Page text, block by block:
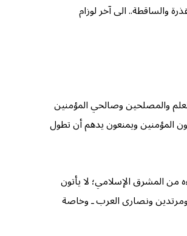
والساقطة.. الى آخر لوزام
والمصلحين وصالحي المؤمنين
المؤمنين ويمنعون يدهم أن تطول
من المشرق الإسلامي؛ لا يأتون
ونصارى العرب ـ وخاصة